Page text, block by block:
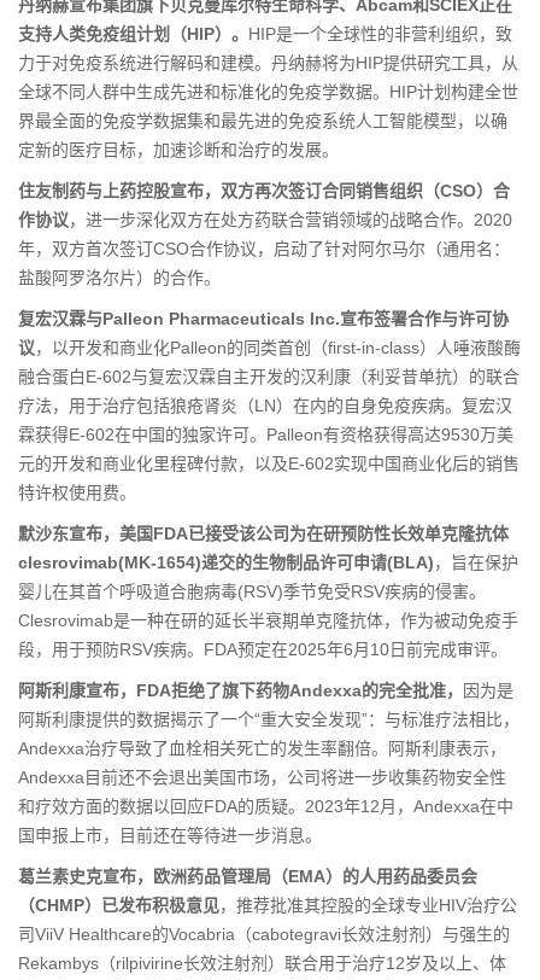
丹纳赫宣布集团旗下贝克曼库尔特生命科学、Abcam和SCIEX正在
支持人类免疫组计划（HIP）。 HIP是一个全球性的非营利组织，致
力于对免疫系统进行解码和建模。丹纳赫将为HIP提供研究工具，从
全球不同人群中生成先进和标准化的免疫学数据。HIP计划构建全世
界最全面的免疫学数据集和最先进的免疫系统人工智能模型，以确
定新的医疗目标，加速诊断和治疗的发展。
住友制药与上药控股宣布，双方再次签订合同销售组织（CSO）合
作协议，进一步深化双方在处方药联合营销领域的战略合作。2020
年，双方首次签订CSO合作协议，启动了针对阿尔马尔（通用名：
盐酸阿罗洛尔片）的合作。
复宏汉霖与Palleon Pharmaceuticals Inc.宣布签署合作与许可协
议，以开发和商业化Palleon的同类首创（first-in-class）人唾液酸酶
融合蛋白E-602与复宏汉霖自主开发的汉利康（利妥昔单抗）的联合
疗法，用于治疗包括狼疮肾炎（LN）在内的自身免疫疾病。复宏汉
霖获得E-602在中国的独家许可。Palleon有资格获得高达9530万美
元的开发和商业化里程碑付款，以及E-602实现中国商业化后的销售
特许权使用费。
默沙东宣布，美国FDA已接受该公司为在研预防性长效单克隆抗体
clesrovimab(MK-1654)递交的生物制品许可申请(BLA)，旨在保护
婴儿在其首个呼吸道合胞病毒(RSV)季节免受RSV疾病的侵害。
Clesrovimab是一种在研的延长半衰期单克隆抗体，作为被动免疫手
段，用于预防RSV疾病。FDA预定在2025年6月10日前完成审评。
阿斯利康宣布，FDA拒绝了旗下药物Andexxa的完全批准，
因为是
阿斯利康提供的数据揭示了一个“重大安全发现”：与标准疗法相比，
Andexxa治疗导致了血栓相关死亡的发生率翻倍。阿斯利康表示，
Andexxa目前还不会退出美国市场，公司将进一步收集药物安全性
和疗效方面的数据以回应FDA的质疑。2023年12月，Andexxa在中
国申报上市，目前还在等待进一步消息。
葛兰素史克宣布，欧洲药品管理局（EMA）的人用药品委员会
（CHMP）已发布积极意见，推荐批准其控股的全球专业HIV治疗公
司ViiV Healthcare的Vocabria（cabotegravi长效注射剂）与强生的
Rekambys（rilpivirine长效注射剂）联合用于治疗12岁及以上、体